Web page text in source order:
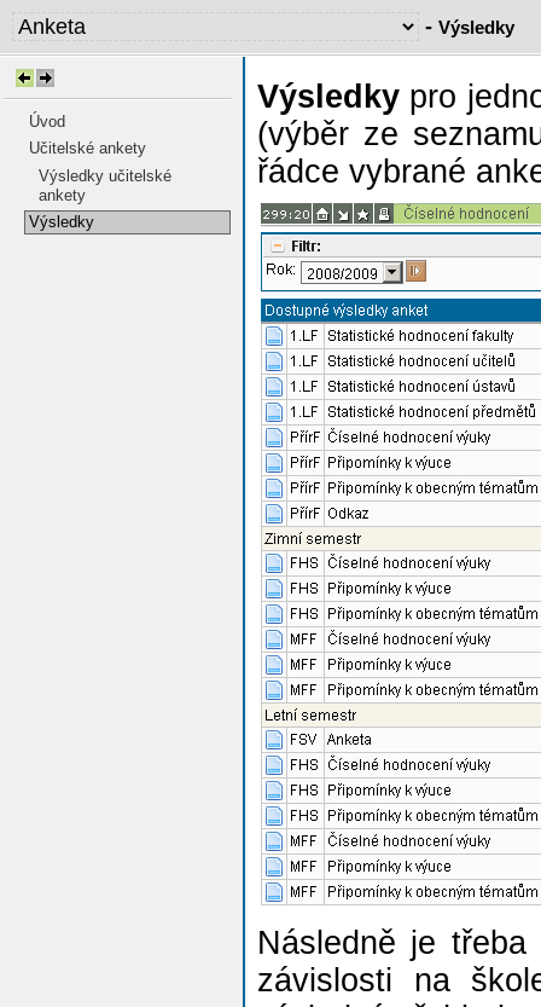
- Výsledky
Úvod
Učitelské ankety
Výsledky učitelské
ankety
Výsledky
Výsledky pro
(výběr ze
řádce vybrané
Následně je
závislosti na